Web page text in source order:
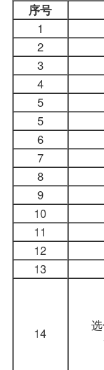
序号
1
2
3
4
5
5
6
7
8
9
10
11
12
13
14